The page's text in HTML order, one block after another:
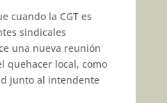
cuando la CGT es
sindicales
una nueva reunión
quehacer local, como
junto al intendente